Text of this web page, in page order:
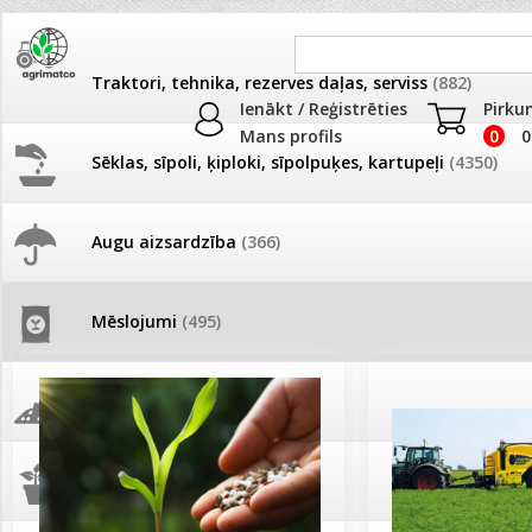
Ienākt / Reģistrēties
Mans profils
0
Traktori, tehnika, rezerves daļas, serviss (882)
Sēklas, sīpoli, ķiploki, sīpolpuķes, kartupeļi (4350)
Augu aizsardzība (366)
Mēslojumi (495)
Augsne, kūdra, mulča(70)
Podi un kasetes(646)
JAUNUMI
Pašlasīšanas vietu katalogs
26.05. Vebinārs - Kā ierobežot
gliemežus piemājas dārzā un
pilsētvidē?
Darba laiks Līgo svētkos
Ūdens piemērotības noteikšana
AKCIJAS
AKCIJAS komplekts -
AKCIJAS komplekts -
frēze + mulčieris
Mēslojumi
Produkti »Mēslojumi